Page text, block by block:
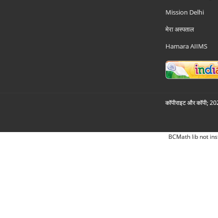
Mission Delhi
मेरा अस्पताल
Hamara AIIMS
कॉपीराइट और कॉपी;
BCMath lib not